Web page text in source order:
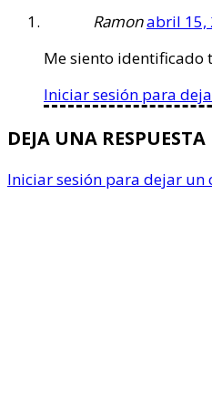
Ramonabril 15,
Me siento identificado
Iniciar sesión para
DEJA UNA RESPUESTA
Iniciar sesión para dejar un